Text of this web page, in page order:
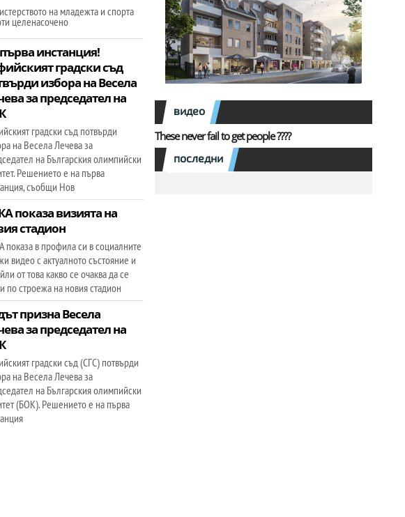
на младежта и спорта
целенасочено
инстанция!
градски съд
избора на Весела
за председател на
градски съд потвърди
на Весела Лечева за
на Българския олимпийски
Решението е на първа
съобщи Нов
показа визията на
стадион
показа в профила си в социалните
видео с актуалното състояние и
от това какво се очаква да се
по строежа на новия стадион
призна Весела
за председател на
градски съд (СГС) потвърди
на Весела Лечева за
на Българския олимпийски
(БОК). Решението е на първа
видео
These never fail to get people ????
последни